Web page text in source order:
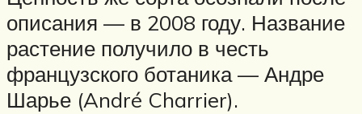
описания — в 2008 году. Название
растение получило в честь
французского ботаника — Андре
Шарье (André Charrier).